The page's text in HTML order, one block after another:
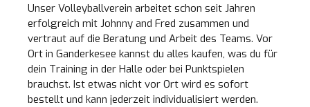
Unser Volleyballverein arbeitet schon seit Jahren
erfolgreich mit Johnny and Fred zusammen und
vertraut auf die Beratung und Arbeit des Teams. Vor
Ort in Ganderkesee kannst du alles kaufen, was du für
dein Training in der Halle oder bei Punktspielen
brauchst. Ist etwas nicht vor Ort wird es sofort
bestellt und kann jederzeit individualisiert werden.